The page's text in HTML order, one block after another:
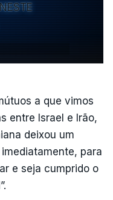
a que vimos
entre Israel e Irão,
deixou um
para
e seja cumprido o